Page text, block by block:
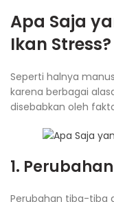
Apa Saja
Ikan Stress?
Seperti halnya
karena berbagai
disebabkan oleh
1.
Perubahan tiba-tiba